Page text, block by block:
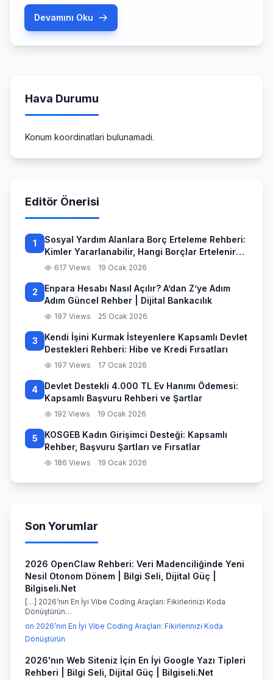
kariyer seçeneği haline geldi. Geleneksel medya
kanallarının ötesine geçerek kendi kitlesini oluşturan
Devamını Oku
Hava Durumu
Konum koordinatlari bulunamadi.
Editör Önerisi
1
Sosyal Yardım Alanlara Borç Erteleme Rehberi:
Kimler Yararlanabilir, Hangi Borçlar Ertelenir
ve Başvuru Süreci
617 Views 19 Ocak 2026
2
Enpara Hesabı Nasıl Açılır? A’dan Z’ye Adım
Adım Güncel Rehber | Dijital Bankacılık
197 Views 25 Ocak 2026
3
Kendi İşini Kurmak İsteyenlere Kapsamlı Devlet
Destekleri Rehberi: Hibe ve Kredi Fırsatları
197 Views 17 Ocak 2026
4
Devlet Destekli 4.000 TL Ev Hanımı Ödemesi:
Kapsamlı Başvuru Rehberi ve Şartlar
192 Views 19 Ocak 2026
5
KOSGEB Kadın Girişimci Desteği: Kapsamlı
Rehber, Başvuru Şartları ve Fırsatlar
186 Views 19 Ocak 2026
Son Yorumlar
2026 OpenClaw Rehberi: Veri Madenciliğinde Yeni
Nesil Otonom Dönem | Bilgi Seli, Dijital Güç |
Bilgiseli.Net
[…] 2026’nın En İyi Vibe Coding Araçları: Fikirlerinizi Koda
Dönüştürün…
on 2026’nın En İyi Vibe Coding Araçları: Fikirlerinizi Koda
Dönüştürün
2026'nın Web Siteniz İçin En İyi Google Yazı Tipleri
Rehberi | Bilgi Seli, Dijital Güç | Bilgiseli.Net